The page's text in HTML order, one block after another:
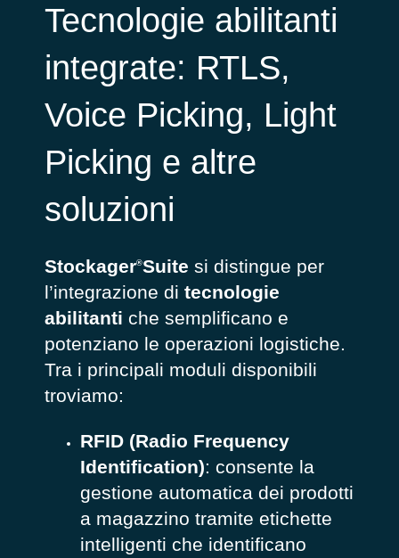
Tecnologie abilitanti
integrate: RTLS,
Voice Picking, Light
Picking e altre
soluzioni
Stockager®Suite si distingue per
l’integrazione di tecnologie
abilitanti che semplificano e
potenziano le operazioni logistiche.
Tra i principali moduli disponibili
troviamo:
RFID (Radio Frequency
Identification): consente la
gestione automatica dei prodotti
a magazzino tramite etichette
intelligenti che identificano